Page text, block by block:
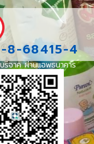
8-68415-4
ริจาค ผ่านแอพธนาคาร